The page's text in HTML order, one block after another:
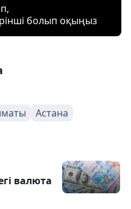
болып оқыңыз
Астана
валюта